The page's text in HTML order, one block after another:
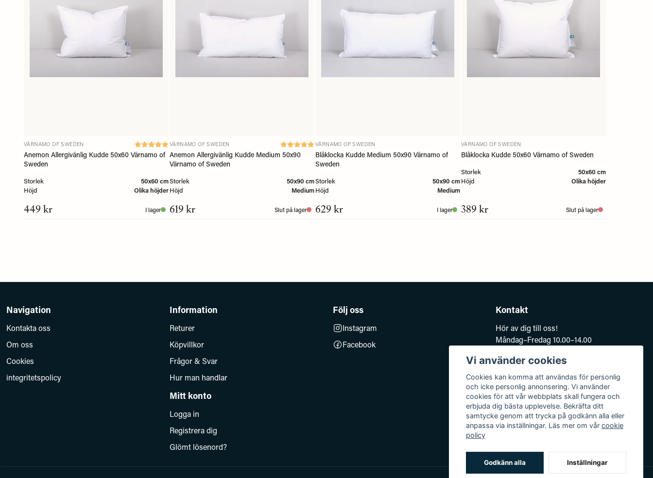
VÄRNAMO OF SWEDEN
Anemon Allergivänlig Kudde 50x60 Värnamo of
Sweden
Storlek
50x60 cm
Höjd
Olika höjder
449 kr I lager
VÄRNAMO OF SWEDEN
Anemon Allergivänlig Kudde Medium 50x90
Värnamo of Sweden
Storlek
50x90 cm
Höjd
Medium
619 kr Slut på lager
VÄRNAMO OF SWEDEN
Blåklocka Kudde Medium 50x90 Värnamo of
Sweden
Storlek
50x90 cm
Höjd
Medium
629 kr I lager
VÄRNAMO OF SWEDEN
Blåklocka Kudde 50x60 Värnamo of Sweden
Storlek
50x60 cm
Höjd
Olika höjder
389 kr Slut på lager
Navigation
Kontakta oss
Om oss
Cookies
integritetspolicy
Information
Returer
Köpvillkor
Frågor & Svar
Hur man handlar
Mitt konto
Logga in
Registrera dig
Glömt lösenord?
Följ oss
Instagram
Facebook
Kontakt
Hör av dig till oss!
Måndag–Fredag 10.00–14.00
kundsupport@baddkompaniet.se
Telefon:044-813 00
Org.nr 5594278177
Björkhagavägen 11
28832 Vinslöv
Vi använder cookies
Cookies kan komma att användas för personlig
och icke personlig annonsering. Vi använder
cookies för att vår webbplats skall fungera och
erbjuda dig bästa upplevelse. Bekräfta ditt
samtycke genom att trycka på godkänn alla eller
anpassa via inställningar. Läs mer om vårcookie
policy
Godkänn alla Inställningar